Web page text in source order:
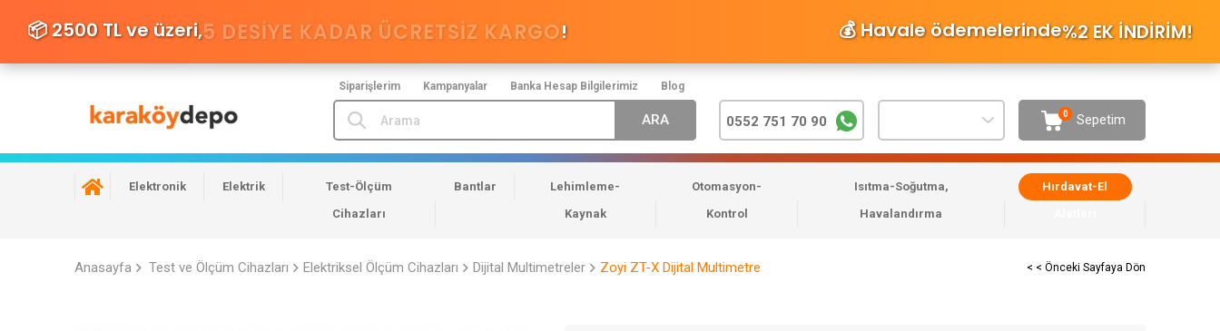
Siparişlerim Kampanyalar Banka Hesap Bilgilerimiz Blog
📦 2500 TL ve üzeri,5 DESIYE KADAR ÜCRETSİZ KARGO! 💰 Havale ödemelerinde%2 EK İNDİRİM!
Sepetim
0
0552 751 70 90
Elektronik Elektrik
Test-Ölçüm
Cihazları
Bantlar
Lehimleme-
Kaynak
Otomasyon-
Kontrol
Isıtma-Soğutma,
Havalandırma
Hırdavat-El
Anasayfa Test ve Ölçüm Cihazları Elektriksel Ölçüm Cihazları Dijital Multimetreler Zoyi ZT-X Dijital Multimetre < < Önceki Sayfaya Dön